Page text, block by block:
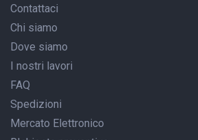
Contattaci
Chi siamo
Dove siamo
I nostri lavori
FAQ
Spedizioni
Mercato Elettronico